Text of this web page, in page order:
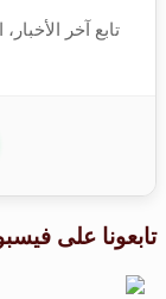
تابع آخر
تابعونا على